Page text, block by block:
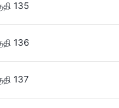
135
136
137